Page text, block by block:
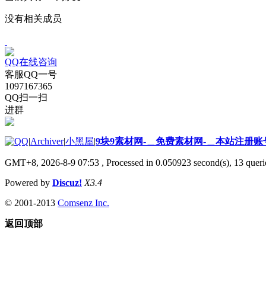
没有相关成员
QQ在线咨询
客服QQ一号
1097167365
QQ扫一扫
进群
|Archiver|小黑屋|9块9素材网-＿免费素材网-＿本站注册账
GMT+8, 2026-8-9 07:53 , Processed in 0.050923 second(s), 13
Powered by Discuz! X3.4
© 2001-2013 Comsenz Inc.
返回顶部